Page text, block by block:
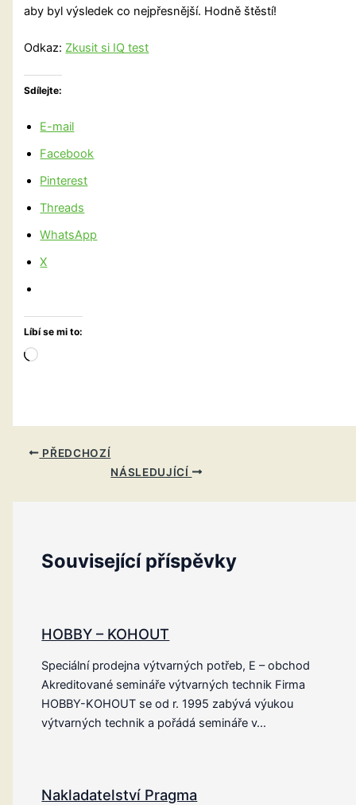
aby byl výsledek co nejpřesnější. Hodně štěstí!
Odkaz: Zkusit si IQ test
Sdílejte:
E-mail
Facebook
Pinterest
Threads
WhatsApp
X
Líbí se mi to:
Načítání…
PŘEDCHOZÍ
NÁSLEDUJÍCÍ
Související příspěvky
HOBBY – KOHOUT
Speciální prodejna výtvarných potřeb, E – obchod
Akreditované semináře výtvarných technik Firma
HOBBY-KOHOUT se od r. 1995 zabývá výukou
výtvarných technik a pořádá semináře v…
Nakladatelství Pragma